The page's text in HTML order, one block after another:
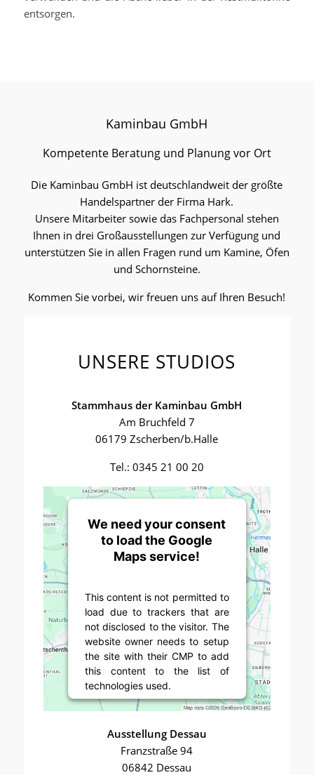
entsorgen.
Kaminbau GmbH
Kompetente Beratung und Planung vor Ort
Die Kaminbau GmbH ist deutschlandweit der größte
Handelspartner der Firma Hark.
Unsere Mitarbeiter sowie das Fachpersonal stehen
Ihnen in drei Großausstellungen zur Verfügung und
unterstützen Sie in allen Fragen rund um Kamine, Öfen
und Schornsteine.
Kommen Sie vorbei, wir freuen uns auf Ihren Besuch!
UNSERE STUDIOS
Stammhaus der Kaminbau GmbH
Am Bruchfeld 7
06179 Zscherben/b.Halle
Tel.: 0345 21 00 20
We need your consent
to load the Google
Maps service!
This content is not permitted to
load due to trackers that are
not disclosed to the visitor. The
website owner needs to setup
the site with their CMP to add
this content to the list of
technologies used.
Powered byUsercentrics
Ausstellung Dessau
Franzstraße 94
06842 Dessau